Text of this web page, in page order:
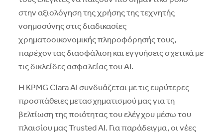
στην αξιολόγηση της χρήσης της τεχνητής
νοημοσύνης στις διαδικασίες
χρηματοοικονομικής πληροφόρησής τους,
παρέχοντας διασφάλιση και εγγυήσεις σχετικά με
τις δικλείδες ασφαλείας του ΑΙ.
Η KPMG Clara AI συνδυάζεται με τις ευρύτερες
προσπάθειες μετασχηματισμού μας για τη
βελτίωση της ποιότητας του ελέγχου μέσω του
πλαισίου μας Trusted AI. Για παράδειγμα, οι νέες